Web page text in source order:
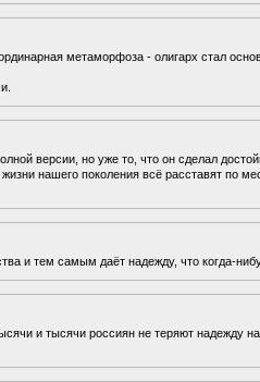
метаморфоза - олигарх стал
версии, но уже то, что он сделал
нашего поколения всё расставят по
и тем самым даёт надежду, что когда-
и тысячи россиян не теряют надежду